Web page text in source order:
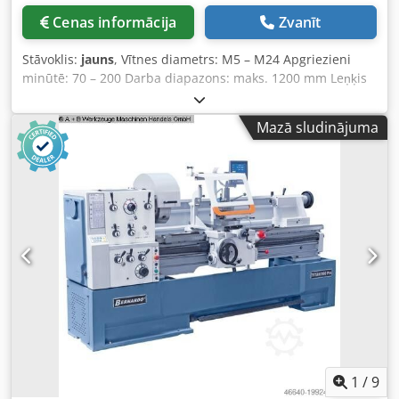
* 4 grozāmi riteņi ar bloķēšanas bremzi - Patronas pēc DIN
376: * M5-6 / M8 / M10 / M12 / M14 / M16 / M18 / M20 /
Cenas informācija Zvanīt
Stāvoklis: jauns, Vītnes diametrs: M5 – M24 Apgriezieni
minūtē: 70 – 200 Darba diapazons: maks. 1200 mm Leņķis
regulējams: no 0° līdz 90° Spriegums: 230 V Motora jauda:
1200 W Svars: 65,0 kg - Ar mikrosmidzināšanas sistēmu
pastāvīgai dzesēšanai un minimālai griezējšķidruma
patēriņam - Iekļauta šķembu nopūšanas ierīce optimālai
redzamībai urbuma vietā Crjdpfx Adjxaaybewof - Iekļauts
ātrās apmaiņas patrona lietošanai ar vītnes
griezējinstrumentiem caurumiem un aklajiem caurumiem -
Pagriežama motora vienība vītņu griešanai jebkurā leņķī no
0° līdz 90° - Lielāka precizitāte salīdzinājumā ar manuālo
vītņošanu, vītne ir pilnīgi perpendikulāra (90°) - Augsta
produktivitāte, ievērojams laika ietaupījums pretstatā
manuālai vītņošanai - Ātrās apmaiņas patrona ar integrētu
drošības sajūgu novērš vītnes griezēja lūšanu - Iekļauts
grozāms rokas balsts ar lielu rādiusu ērtai instrumenta
tēraudā, nerūsējošā tēraudā, alumīnijā un krāsainos
Mazā sludinājuma
1 /9